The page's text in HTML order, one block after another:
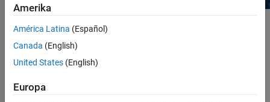
Hauptinhalt
Amerika
América Latina (Español)
Canada (English)
United States (English)
Europa